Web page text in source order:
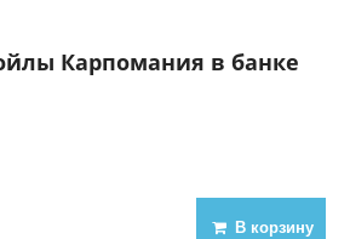
Карпомания в банке
В корзину